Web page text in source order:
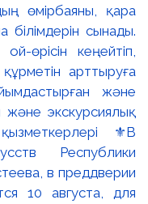
өмірбаяны, қара
сынады.
өрісін кеңейтіп,
арттыруға
және
және экскурсиялық
⚜️В
Республики
в преддверии
10 августа, для